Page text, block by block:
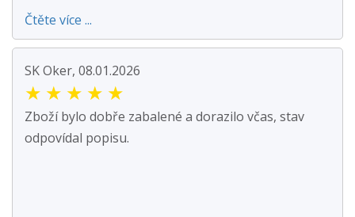
Čtěte více ...
SK Oker, 08.01.2026
★ ★ ★ ★ ★
Zboží bylo dobře zabalené a dorazilo včas, stav
odpovídal popisu.